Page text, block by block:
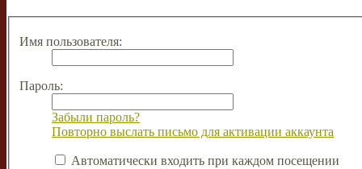
Имя пользователя:
Пароль:
Забыли пароль?
Повторно выслать письмо для активации аккаунта
Автоматически входить при каждом посещении